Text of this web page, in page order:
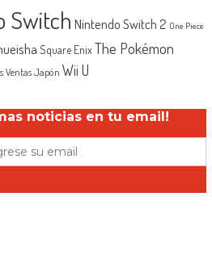
Switch Nintendo Switch 2 One Piece
Square EnixThe Pokémon
Ventas Japón Wii U
noticias en tu email!